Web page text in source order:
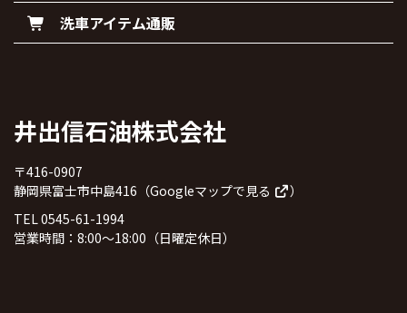
洗車アイテム通販
井出信石油株式会社
〒416-0907
静岡県富士市中島416（Googleマップで見る
）
TEL 0545-61-1994
営業時間：8:00～18:00（日曜定休日）